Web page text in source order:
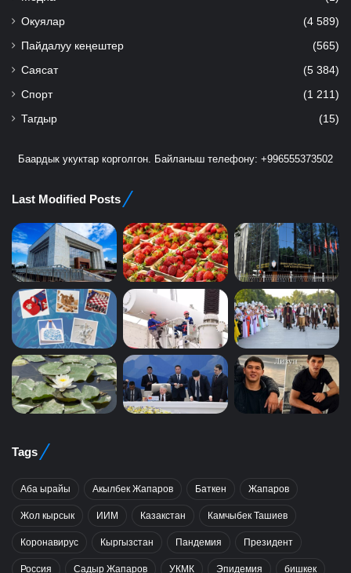
Окуялар (4 589)
Пайдалуу кеңештер (565)
Саясат (5 384)
Спорт (1 211)
Тагдыр (15)
Баардык укуктар корголгон. Байланыш телефону: +996555373502
Last Modified Posts
Tags
Аба ырайы Акылбек Жапаров Баткен Жапаров
Жол кырсык ИИМ Казакстан Камчыбек Ташиев
Коронавирус Кыргызстан Пандемия Президент
Россия Садыр Жапаров УКМК Эпидемия бишкек